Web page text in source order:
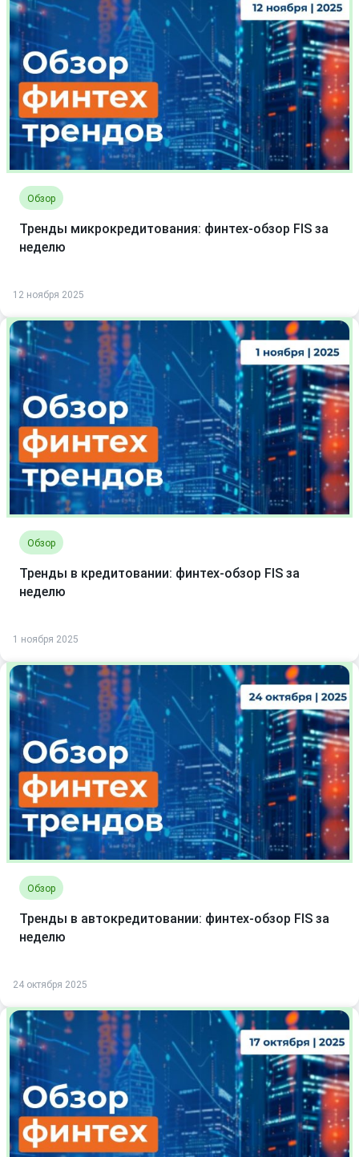
Обзор
Тренды микрокредитования: финтех-обзор FIS за
неделю
12 ноября 2025
Обзор
Тренды в кредитовании: финтех-обзор FIS за
неделю
1 ноября 2025
Обзор
Тренды в автокредитовании: финтех-обзор FIS за
неделю
24 октября 2025